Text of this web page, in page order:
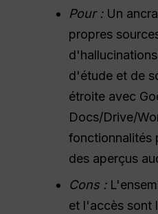
Pour :Un
propres
d'étude et de
étroite avec
Docs/Drive/
fonctionnalités
des aperçus
Cons :
et l'accès sont